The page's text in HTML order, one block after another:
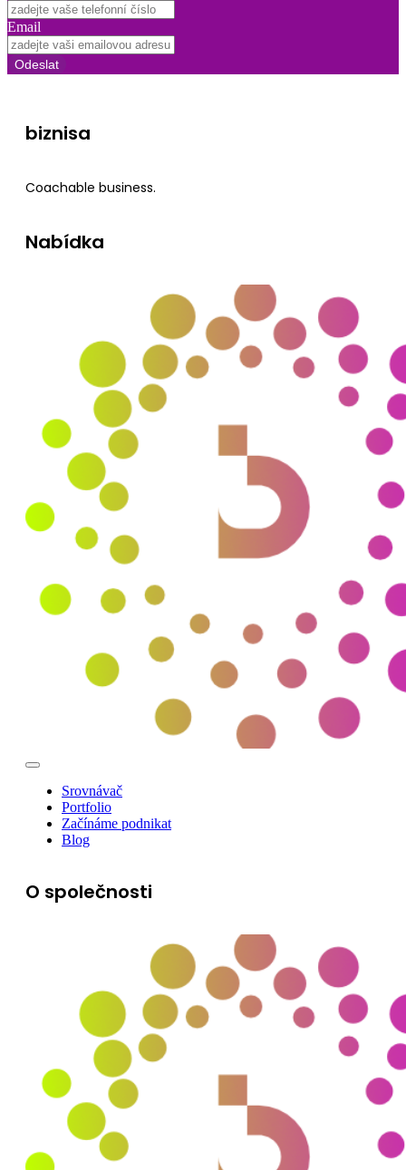
Email
Odeslat
biznisa
Coachable business.
Nabídka
Srovnávač
Portfolio
Začínáme podnikat
Blog
O společnosti